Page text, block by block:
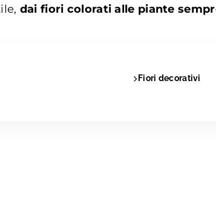
dai fiori colorati alle piante
Fiori decorativi